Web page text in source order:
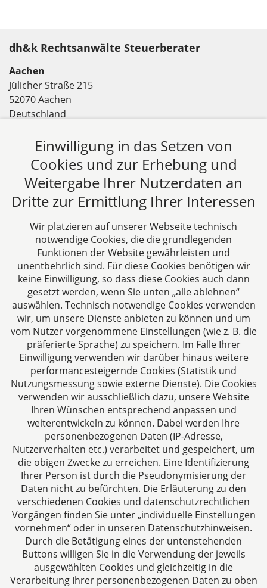
dh&k Rechtsanwälte Steuerberater
Aachen
Jülicher Straße 215
52070 Aachen
Deutschland
Fax: +49 241 94621-111
E-Mail:
kanzlei@dhk-law.com
Über uns
DH&K ist Ihre erfahrene Wirtschaftskanzlei aus
Aachen. Wir denken unternehmerisch und
verstehen uns als Full-Service-Dienstleister. Rechts-
und Steuerberatung auf höchstem Niveau in einer
persönlichen Beratungs- und Arbeitsatmosphäre
sind die Zielsetzungen unserer täglichen Arbeit.
Folgen Sie uns auf
Das europäische Kanzlei-Netzwerk
Impressum
Datenschutzerklärung
Einwilligung in das Setzen von
Cookies und zur Erhebung und
Weitergabe Ihrer Nutzerdaten an
Dritte zur Ermittlung Ihrer Interessen
Wir platzieren auf unserer Webseite technisch
notwendige Cookies, die die grundlegenden
Funktionen der Website gewährleisten und
unentbehrlich sind. Für diese Cookies benötigen wir
keine Einwilligung, so dass diese Cookies auch dann
gesetzt werden, wenn Sie unten „alle ablehnen“
auswählen. Technisch notwendige Cookies verwenden
wir, um unsere Dienste anbieten zu können und um
vom Nutzer vorgenommene Einstellungen (wie z. B. die
präferierte Sprache) zu speichern. Im Falle Ihrer
Einwilligung verwenden wir darüber hinaus weitere
performancesteigernde Cookies (Statistik und
Nutzungsmessung sowie externe Dienste). Die Cookies
verwenden wir ausschließlich dazu, unsere Website
Ihren Wünschen entsprechend anpassen und
weiterentwickeln zu können. Dabei werden Ihre
personenbezogenen Daten (IP-Adresse,
Nutzerverhalten etc.) verarbeitet und gespeichert, um
die obigen Zwecke zu erreichen. Eine Identifizierung
Ihrer Person ist durch die Pseudonymisierung der
Daten nicht zu befürchten. Die Erläuterung zu den
verschiedenen Cookies und datenschutzrechtlichen
Vorgängen finden Sie unter „individuelle Einstellungen
vornehmen“ oder in unseren Datenschutzhinweisen.
Durch die Betätigung eines der untenstehenden
Buttons willigen Sie in die Verwendung der jeweils
ausgewählten Cookies und gleichzeitig in die
Verarbeitung Ihrer personenbezogenen Daten zu oben